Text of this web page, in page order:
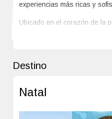
experiencias más ricas y
Ubicado en el corazón de la
vista panorámica al mar y al
Destino
Natal